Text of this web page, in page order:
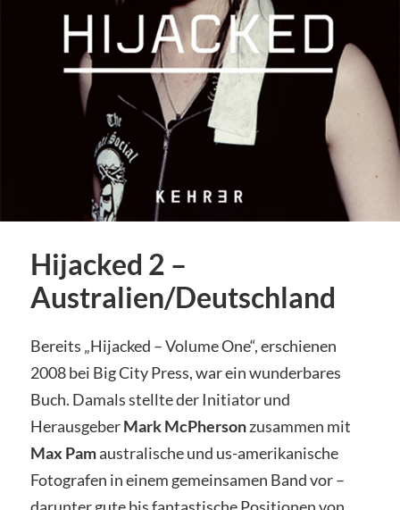
Hijacked 2 –
Australien/Deutschland
Bereits „Hijacked – Volume One“, erschienen
2008 bei Big City Press, war ein wunderbares
Buch. Damals stellte der Initiator und
HerausgeberMark McPhersonzusammen mit
Max Pamaustralische und us-amerikanische
Fotografen in einem gemeinsamen Band vor –